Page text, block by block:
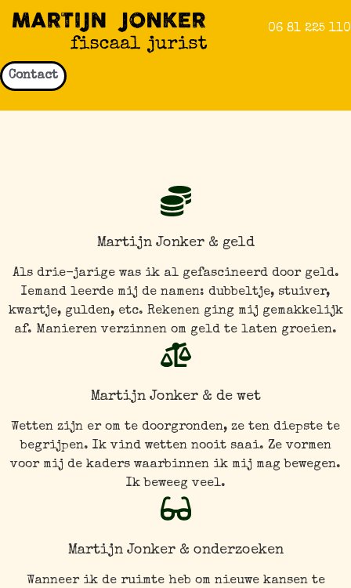
06 81 225 110
Contact
Martijn Jonker & geld
Als drie-jarige was ik al gefascineerd door geld.
Iemand leerde mij de namen: dubbeltje, stuiver,
kwartje, gulden, etc. Rekenen ging mij gemakkelijk
af. Manieren verzinnen om geld te laten groeien.
Martijn Jonker & de wet
Wetten zijn er om te doorgronden, ze ten diepste te
begrijpen. Ik vind wetten nooit saai. Ze vormen
voor mij de kaders waarbinnen ik mij mag bewegen.
Ik beweeg veel.
Martijn Jonker & onderzoeken
Wanneer ik de ruimte heb om nieuwe kansen te